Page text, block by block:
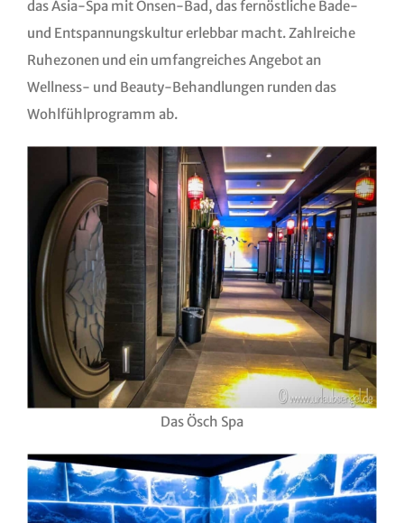
das Asia-Spa mit Onsen-Bad, das fernöstliche Bade-
und Entspannungskultur erlebbar macht. Zahlreiche
Ruhezonen und ein umfangreiches Angebot an
Wellness- und Beauty-Behandlungen runden das
Wohlfühlprogramm ab.
Das Ösch Spa